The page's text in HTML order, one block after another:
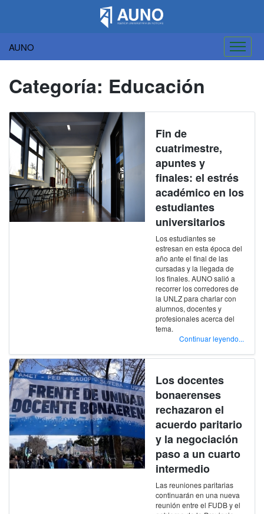
AUNO
contenido
Categoría: Educación
Fin de
cuatrimestre,
apuntes y
finales: el estrés
académico en los
estudiantes
universitarios
Los estudiantes se
estresan en esta época del
año ante el final de las
cursadas y la llegada de
los finales. AUNO salió a
recorrer los corredores de
la UNLZ para charlar con
alumnos, docentes y
profesionales acerca del
tema.
Continuar leyendo...
Los docentes
bonaerenses
rechazaron el
acuerdo paritario
y la negociación
paso a un cuarto
intermedio
Las reuniones paritarias
continuarán en una nueva
reunión entre el FUDB y el